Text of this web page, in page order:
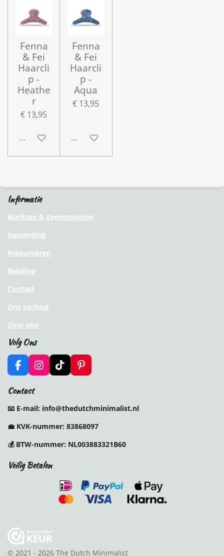
Fenna
& Fei
Haarcli
p -
Heathe
r
€ 13,95
In winkelwagen
Fenna
& Fei
Haarcli
p -
Aqua
€ 13,95
In winkelwagen
Informatie
Markten & Evenementen
Verzending
Retourneren
Betaling
Contact
Ons verhaal
Over ons
Volg Ons
F
a
c
e
b
o
I
n
a
r
m
T
i
o
P
i
e
e
t
Contact
📧 E-mail: info@thedutchminimalist.nl
💼 KVK-nummer: 83868097
💰 BTW-nummer: NL003883321B60
Veilig Betalen
© 2021 - 2026 The Dutch Minimalist